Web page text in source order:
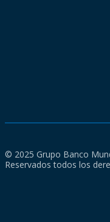
© 2025 Grupo Banco
Reservados todos los